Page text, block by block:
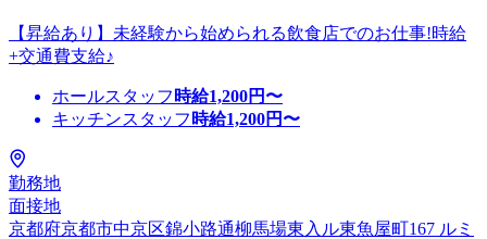
【昇給あり】未経験から始められる飲食店でのお仕事!時給
+交通費支給♪
ホールスタッフ 時給1,200円〜
キッチンスタッフ 時給1,200円〜
勤務地
面接地
京都府京都市中京区錦小路通柳馬場東入ル東魚屋町167 ルミ